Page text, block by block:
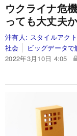
ウクライナ危
っても大丈夫
沖有人: スタイルアク
社会
ビッグデータ
2022年3月10日 4:05